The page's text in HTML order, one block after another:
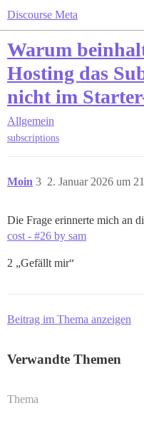
Discourse Meta
Warum
Hosting das
nicht im
Allgemein
subscriptions
Moin 2. Januar 2026 um
3
Die Frage erinnerte mich an
cost - #26 by sam
2 „Gefällt mir“
Beitrag im Thema anzeigen
Verwandte Themen
Thema